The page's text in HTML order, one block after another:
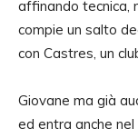
affinando tecnica,
compie un salto
con Castres, un
Giovane ma già
ed entra anche